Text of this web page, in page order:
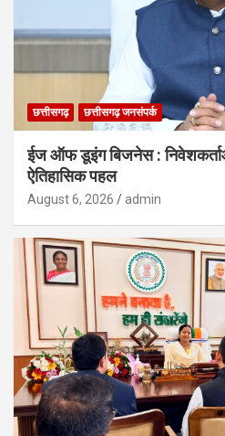
छत्तीसगढ़ छत्तीसगढ़ जनसंपर्क
ईज ऑफ डूइंग बिजनेस :
ऐतिहासिक पहल
August 6, 2026 admin